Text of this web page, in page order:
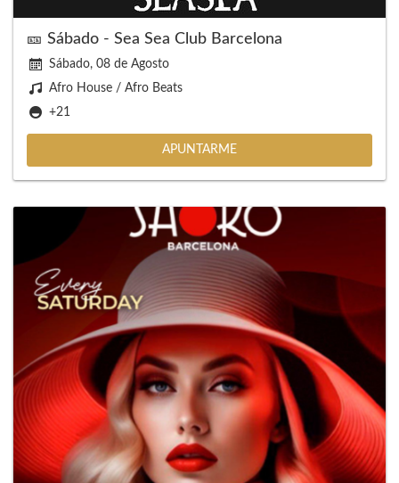
🎫 Sábado - Sea Sea Club Barcelona
Sábado, 08 de Agosto
Afro House / Afro Beats
+21
APUNTARME